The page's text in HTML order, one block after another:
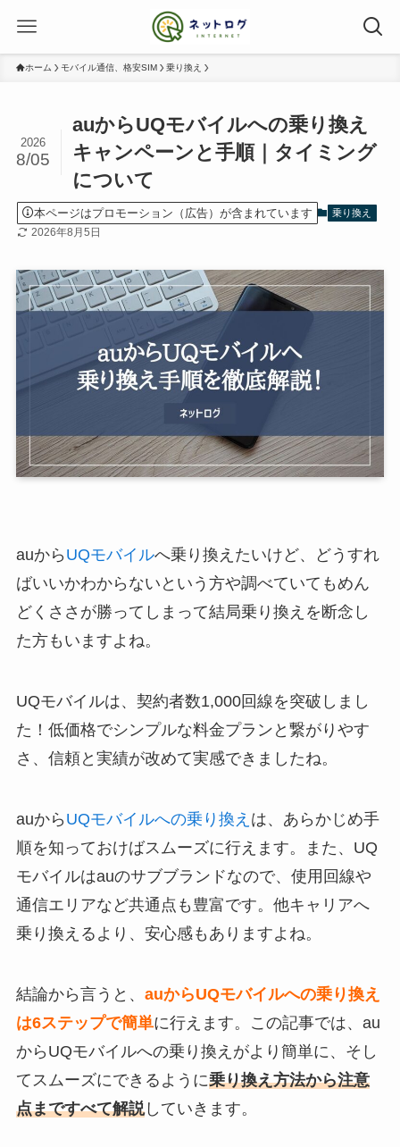
ホーム モバイル通信、格安SIM 乗り換え
auからUQモバイルへの乗り換え
キャンペーンと手順｜タイミング
について
2026
8/05
本ページはプロモーション（広告）が含まれています 乗り換え
2026年8月5日
auから UQモバイルへ乗り換えたいけど、どうすれ
ばいいかわからないという方や調べていてもめん
どくささが勝ってしまって結局乗り換えを断念し
た方もいますよね。
UQモバイルは、契約者数1,000回線を突破しまし
た！低価格でシンプルな料金プランと繋がりやす
さ、信頼と実績が改めて実感できましたね。
auから UQモバイルへの乗り換え は、あらかじめ手
順を知っておけばスムーズに行えます。また、UQ
モバイルはauのサブブランドなので、使用回線や
通信エリアなど共通点も豊富です。他キャリアへ
乗り換えるより、安心感もありますよね。
結論から言うと、 auからUQモバイルへの乗り換え
は6ステップで簡単に行えます。この記事では、au
からUQモバイルへの乗り換えがより簡単に、そし
てスムーズにできるように乗り換え方法から注意
点まですべて解説していきます。